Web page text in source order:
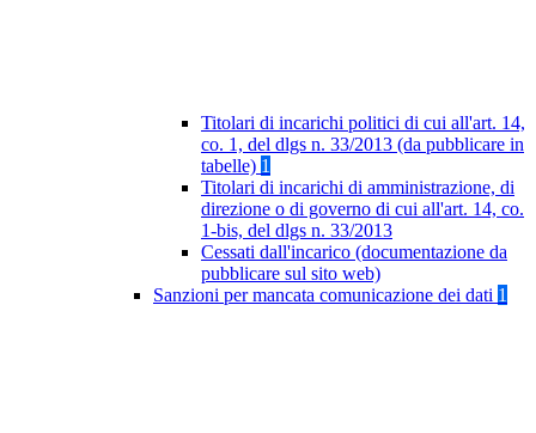
Titolari di incarichi politici di cui all'art. 14,
co. 1, del dlgs n. 33/2013 (da pubblicare in
tabelle) 1
Titolari di incarichi di amministrazione, di
direzione o di governo di cui all'art. 14, co.
1-bis, del dlgs n. 33/2013
Cessati dall'incarico (documentazione da
pubblicare sul sito web)
Sanzioni per mancata comunicazione dei dati 1